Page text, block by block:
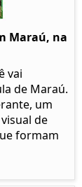
Maraú, na
vai
de Maraú.
um
de
formam